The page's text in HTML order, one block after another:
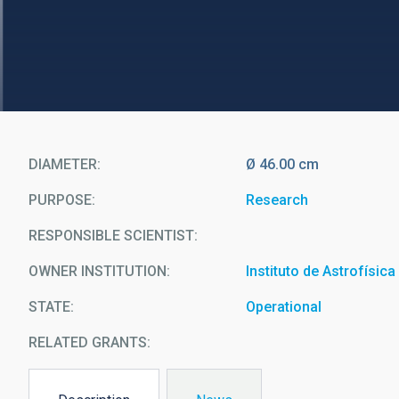
DIAMETER Ø 46.00 cm
PURPOSE Research
RESPONSIBLE SCIENTIST
OWNER INSTITUTION Instituto de Astrofísica
STATE Operational
RELATED GRANTS: